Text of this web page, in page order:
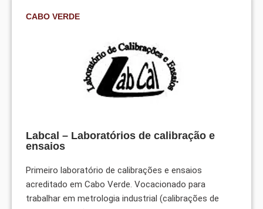
CABO VERDE
Labcal – Laboratórios de calibração e
ensaios
Primeiro laboratório de calibrações e ensaios
acreditado em Cabo Verde. Vocacionado para
trabalhar em metrologia industrial (calibrações de